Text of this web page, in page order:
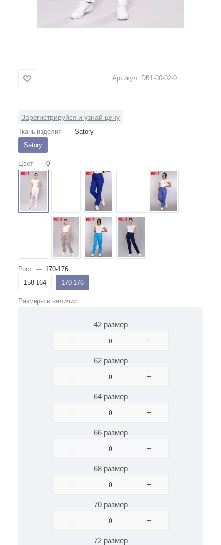
Артикул: DB1-00-02-0
Зарегистрируйся и узнай цену
Ткань изделия — Satory
Satory
Цвет — 0
Рост — 170-176
158-164
170-176
Размеры в наличии
42 размер
-
+
62 размер
-
+
64 размер
-
+
66 размер
-
+
68 размер
-
+
70 размер
-
+
72 размер